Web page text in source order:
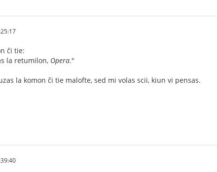
ĉi tie:
la retumilon, Opera."
la komon ĉi tie malofte, sed mi volas scii, kiun vi pensas.